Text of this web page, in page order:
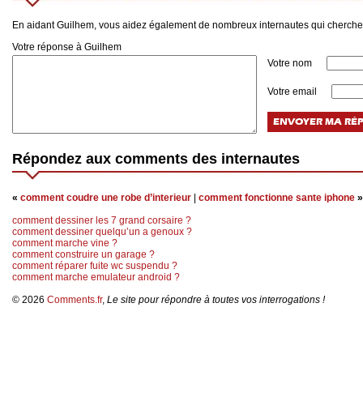
En aidant Guilhem, vous aidez également de nombreux internautes qui
Votre réponse à Guilhem
Votre nom
Votre email
Répondez aux comments des internautes
« comment coudre une robe d’interieur comment fonctionne sante iphone »
comment dessiner les 7 grand corsaire ?
comment dessiner quelqu’un a genoux ?
comment marche vine ?
comment construire un garage ?
comment réparer fuite wc suspendu ?
comment marche emulateur android ?
© 2026 Comments.fr, Le site pour répondre à toutes vos interrogations !